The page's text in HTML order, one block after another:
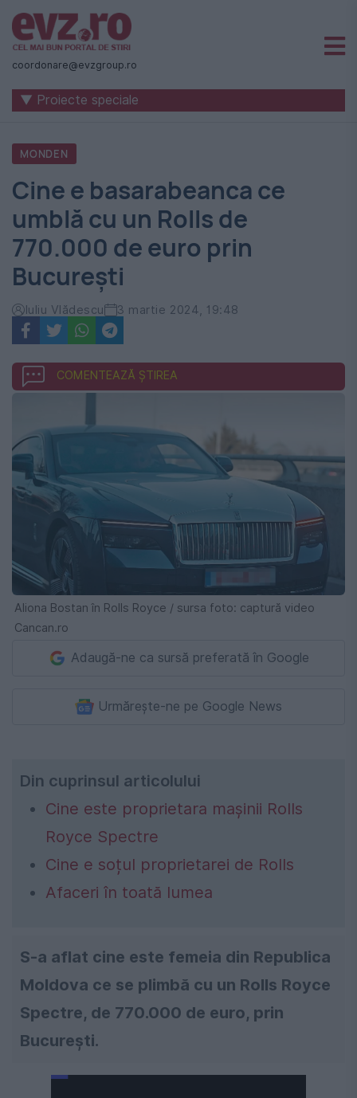
Știri
naționale
internaționale
România
-
Evenimentul
Zilei
coordonare@evzgroup.ro
▼ Proiecte speciale
MONDEN
Cine e basarabeanca ce
umblă cu un Rolls de
770.000 de euro prin
București
Iuliu Vlădescu 3 martie 2024, 19:48
COMENTEAZĂ ȘTIREA
Aliona Bostan în Rolls Royce / sursa foto: captură video
Cancan.ro
Adaugă-ne ca sursă preferată în Google
Urmărește-ne pe Google News
Din cuprinsul articolului
Cine este proprietara mașinii Rolls
Royce Spectre
Cine e soțul proprietarei de Rolls
Afaceri în toată lumea
S-a aflat cine este femeia din Republica
Moldova ce se plimbă cu un Rolls Royce
Spectre, de 770.000 de euro, prin
București.